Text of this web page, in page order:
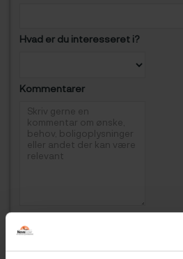
Hvad er du interesseret i?
Kommentarer